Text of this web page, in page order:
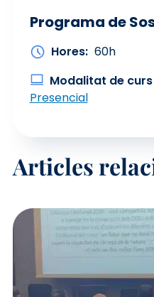
Programa de
Hores 60h
Modalitat de curs
Presencial
Articles